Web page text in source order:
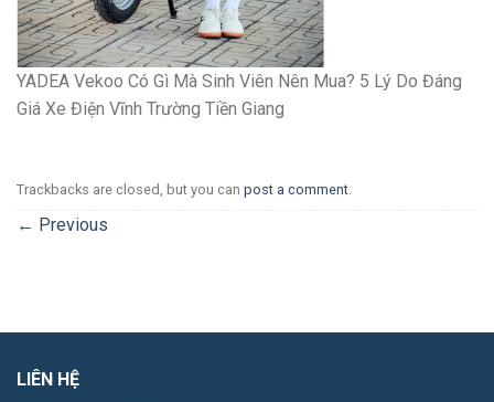
YADEA Vekoo Có Gì Mà Sinh Viên Nên Mua? 5 Lý Do Đáng
Giá Xe Điện Vĩnh Trường Tiền Giang
Trackbacks are closed, but you can post a comment.
← Previous
LIÊN HỆ